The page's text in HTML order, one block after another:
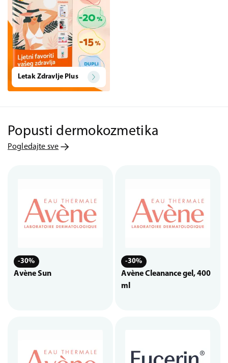
Letak Zdravlje Plus
Popusti dermokozmetika
Pogledajte sve
-30%
Avène Sun
-30%
Avène Cleanance gel, 400
ml